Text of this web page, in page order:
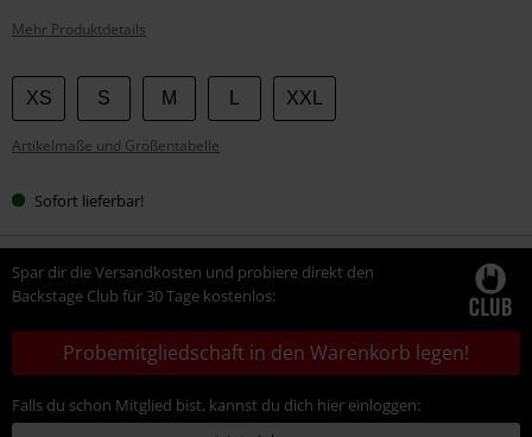
Mehr Produktdetails
Wähle
deine
Größe
XS S M XXL
Artikelmaße und Größentabelle
Sofort lieferbar!
Spar dir die Versandkosten und probiere direkt den
Backstage Club für 30 Tage kostenlos:
Probemitgliedschaft in den Warenkorb legen!
Falls du schon Mitglied bist, kannst du dich hier einloggen: